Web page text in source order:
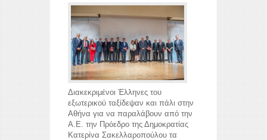
Διακεκριμένοι Έλληνες του
εξωτερικού ταξίδεψαν και πάλι στην
Αθήνα για να παραλάβουν από την
Α.Ε. την Πρόεδρο της Δημοκρατίας
Κατερίνα Σακελλαροπούλου τα